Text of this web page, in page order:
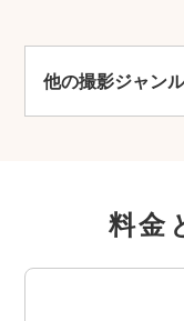
他の撮影ジャン
料金